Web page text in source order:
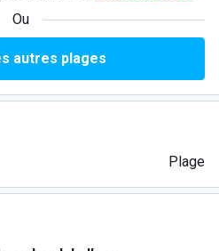
Ou
autres plages
Plage